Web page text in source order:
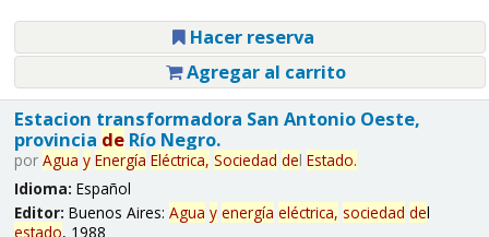
Hacer reserva
Agregar al carrito
Estacion transformadora San Antonio Oeste,
provincia deRío Negro.
por Agua y Energía Eléctrica, Sociedad del Estado.
Idioma: Español
Editor: Buenos Aires: Agua y energía eléctrica, sociedad del
estado, 1988